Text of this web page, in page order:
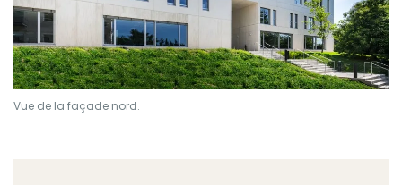
Vue de la façade nord.